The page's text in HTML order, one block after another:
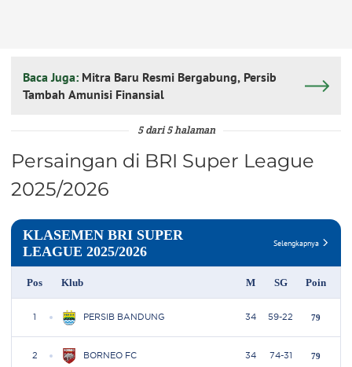
Baca Juga: Mitra Baru Resmi Bergabung, Persib
Tambah Amunisi Finansial
5 dari 5 halaman
Persaingan di BRI Super League
2025/2026